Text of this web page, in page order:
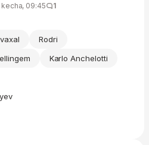
kecha, 09:45 1
Rodri
Karlo Anchelotti